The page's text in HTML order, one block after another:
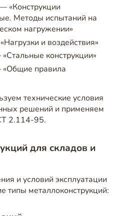
Методы испытаний на
нагружении»
и воздействия»
конструкции»
правила
технические условия
решений и применяем
2.114-95.
для складов и
и условий эксплуатации
типы металлоконструкций: